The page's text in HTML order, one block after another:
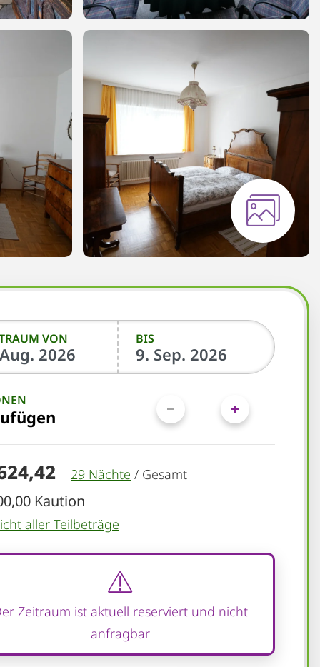
VON BIS
29 Nächte / Gesamt
Kaution
aller Teilbeträge
Zeitraum ist aktuell reserviert und nicht
anfragbar